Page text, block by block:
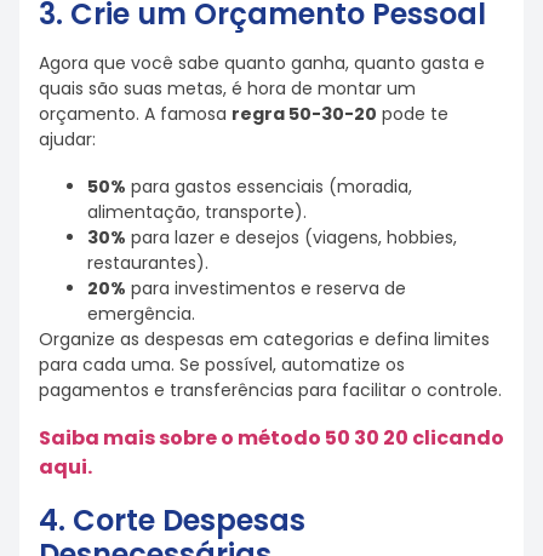
3. Crie um Orçamento Pessoal
Agora que você sabe quanto ganha, quanto gasta e
quais são suas metas, é hora de montar um
orçamento. A famosa regra 50-30-20 pode te
ajudar:
50% para gastos essenciais (moradia,
alimentação, transporte).
30% para lazer e desejos (viagens, hobbies,
restaurantes).
20% para investimentos e reserva de
emergência.
Organize as despesas em categorias e defina limites
para cada uma. Se possível, automatize os
pagamentos e transferências para facilitar o controle.
Saiba mais sobre o método 50 30 20 clicando
aqui.
4. Corte Despesas